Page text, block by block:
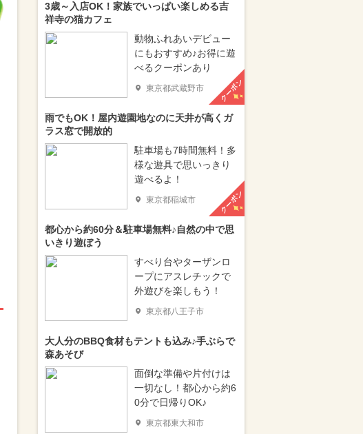
3歳～入店OK！家族でいっぱい楽しめる吉
祥寺の猫カフェ
動物ふれあいデビュー
にもおすすめ♪お得に遊
べるクーポンあり
東京都武蔵野市 クーポン
雨でもOK！屋内遊園地なのに天井が高くガ
ラス窓で開放的
駐車場も7時間無料！多
様な遊具で思いっきり
遊べるよ！
東京都稲城市 クーポン
都心から約60分＆駐車場無料♪自然の中で思
いきり遊ぼう
すべり台やターザンロ
ープにアスレチックで
外遊びを楽しもう！
東京都八王子市
大人分のBBQ食材もテントも込み♪手ぶらで
森あそび
面倒な準備や片付けは
一切なし！都心から約6
0分で日帰りOK♪
東京都東大和市